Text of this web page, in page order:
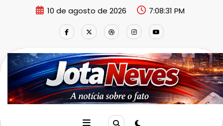
10 de agosto de 2026 7:08:32 PM